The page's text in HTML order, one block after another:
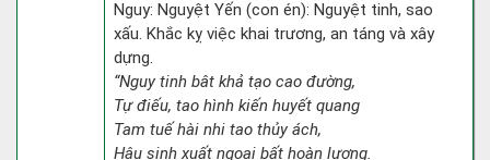
Nguy: Nguyệt Yến (con én): Nguyệt tinh, sao
xấu. Khắc kỵ việc khai trương, an táng và xây
dựng.
“Nguy tinh bât khả tạo cao đường,
Tự điếu, tao hình kiến huyết quang
Tam tuế hài nhi tao thủy ách,
Hậu sinh xuất ngoại bất hoàn lương.